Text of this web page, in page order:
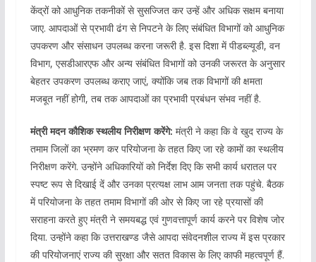
केंद्रों को आधुनिक तकनीकों से सुसज्जित कर उन्हें और अधिक सक्षम बनाया
जाए. आपदाओं से प्रभावी ढंग से निपटने के लिए संबंधित विभागों को आधुनिक
उपकरण और संसाधन उपलब्ध करना जरूरी है. इस दिशा में पीडब्ल्यूडी, वन
विभाग, एसडीआरएफ और अन्य संबंधित विभागों को उनकी जरूरत के अनुसार
बेहतर उपकरण उपलब्ध कराए जाएं, क्योंकि जब तक विभागों की क्षमता
मजबूत नहीं होगी, तब तक आपदाओं का प्रभावी प्रबंधन संभव नहीं है.
मंत्री मदन कौशिक स्थलीय निरीक्षण करेंगे: मंत्री ने कहा कि वे खुद राज्य के
तमाम जिलों का भ्रमण कर परियोजना के तहत किए जा रहे कामों का स्थलीय
निरीक्षण करेंगे. उन्होंने अधिकारियों को निर्देश दिए कि सभी कार्य धरातल पर
स्पष्ट रूप से दिखाई दें और उनका प्रत्यक्ष लाभ आम जनता तक पहुंचे. बैठक
में परियोजना के तहत तमाम विभागों की ओर से किए जा रहे प्रयासों की
सराहना करते हुए मंत्री ने समयबद्ध एवं गुणवत्तापूर्ण कार्य करने पर विशेष जोर
दिया. उन्होंने कहा कि उत्तराखण्ड जैसे आपदा संवेदनशील राज्य में इस प्रकार
की परियोजनाएं राज्य की सुरक्षा और सतत विकास के लिए काफी महत्वपूर्ण हैं.